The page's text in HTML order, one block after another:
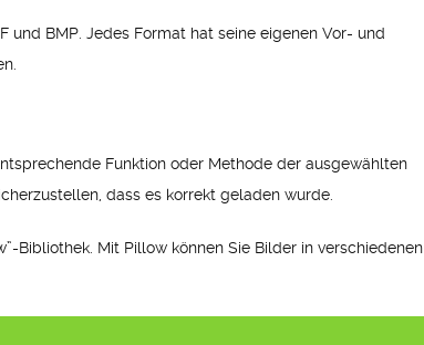
und BMP. Jedes Format hat seine eigenen Vor- und
Funktion oder Methode der ausgewählten
dass es korrekt geladen wurde.
Bibliothek. Mit Pillow können Sie Bilder in verschiedenen